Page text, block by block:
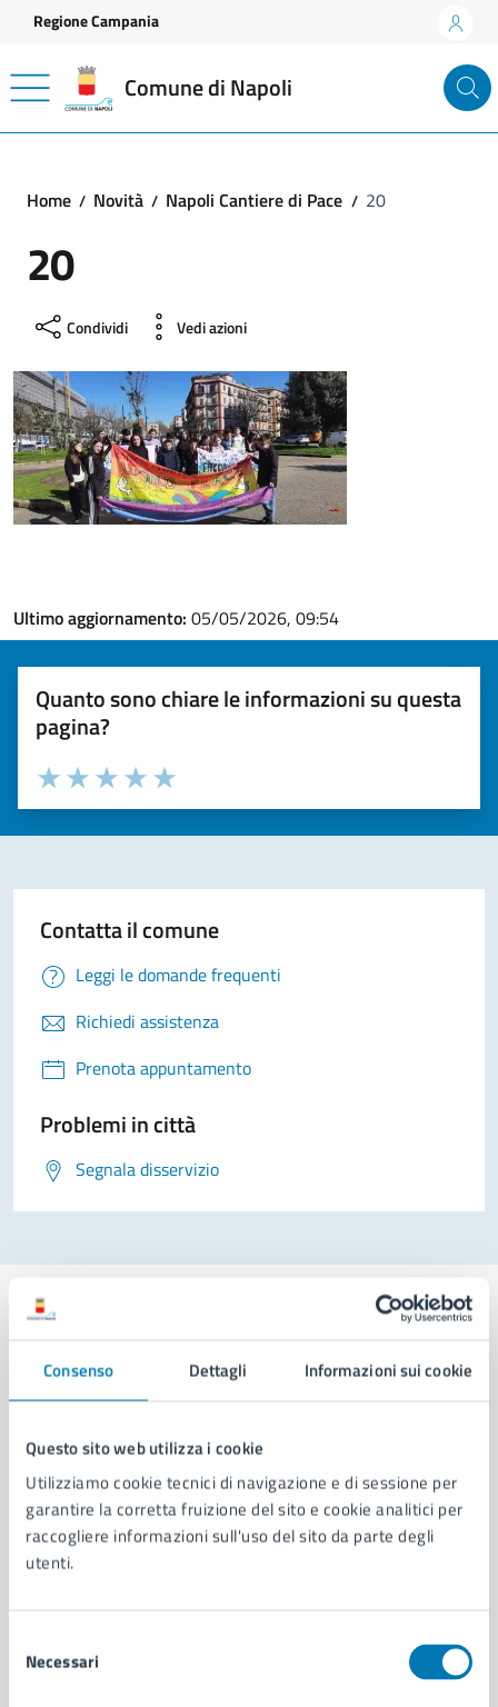
Consenso Dettagli Informazioni sui cookie
Questo sito web utilizza i cookie
Utilizziamo cookie tecnici di navigazione e di sessione per
garantire la corretta fruizione del sito e cookie analitici per
raccogliere informazioni sull'uso del sito da parte degli
utenti.
delNecessari
Vai ai contenuti
Vai al footer
Regione Campania
Comune di Napoli
Home Novità Napoli Cantiere di Pace 20
20
Condividi Vedi azioni
Ultimo aggiornamento: 05/05/2026, 09:54
Quanto sono chiare le informazioni su questa
pagina?
Valuta la chiarezza delle informazioni (da 1 a 5 stelle)
Seleziona il numero di stelle per valutare la chiarezza delle
Valuta 5 stelle su 5
Valuta 4 stelle su 5
Valuta 3 stelle su 5
Valuta 2 stelle su 5
Valuta 1 stelle su 5
Contatta il comune
Leggi le domande frequenti
Richiedi assistenza
Prenota appuntamento
Problemi in città
Segnala disservizio
Comune di Napoli
AMMINISTRAZIONE
Aree amministrative
Organi di governo
Municipalità
Uffici
Personale amministrativo
Documenti e dati